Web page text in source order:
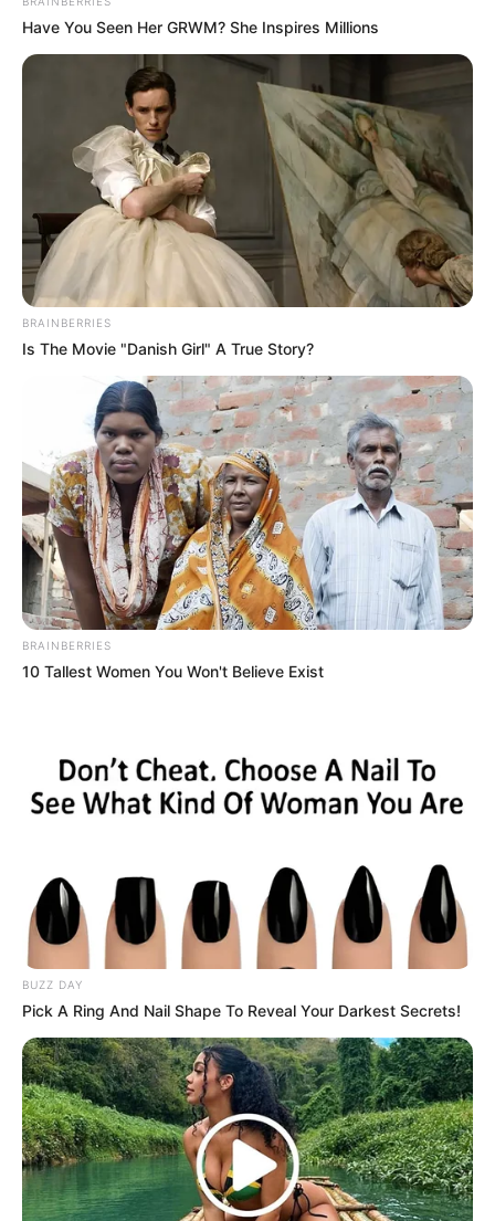
Remember Them? These '90s Couples Defined An
Era—See The Complete List
BRAINBERRIES
She Spent A Fortune To Look Like A Modern-Day
Barbie
BRAINBERRIES
Have You Seen Her GRWM? She Inspires Millions
BRAINBERRIES
Is The Movie "Danish Girl" A True Story?
BRAINBERRIES
10 Tallest Women You Won't Believe Exist
BUZZ DAY
Pick A Ring And Nail Shape To Reveal Your Darkest Secrets!